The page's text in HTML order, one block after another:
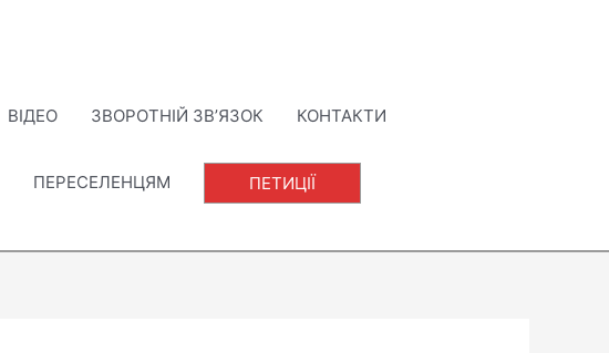
ВІДЕО ЗВОРОТНІЙ ЗВ’ЯЗОК КОНТАКТИ
ПЕРЕСЕЛЕНЦЯМ ПЕТИЦІЇ